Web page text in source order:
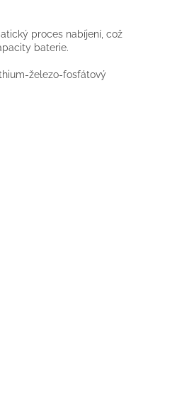
proces nabíjení, což
baterie.
železo-fosfátový